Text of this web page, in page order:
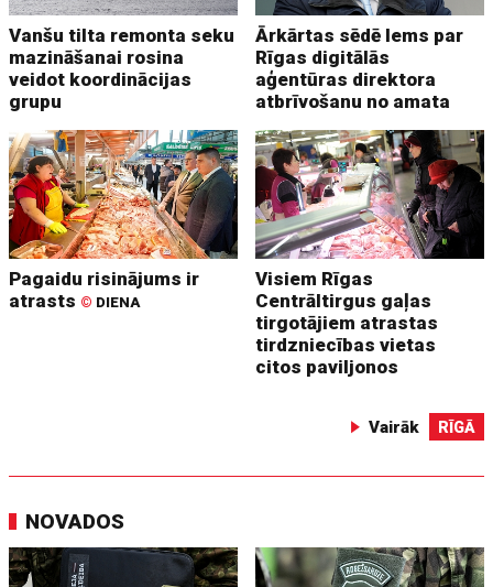
Vanšu tilta remonta seku
mazināšanai rosina
veidot koordinācijas
grupu
Ārkārtas sēdē lems par
Rīgas digitālās
aģentūras direktora
atbrīvošanu no amata
Pagaidu risinājums ir
atrasts © DIENA
Visiem Rīgas
Centrāltirgus gaļas
tirgotājiem atrastas
tirdzniecības vietas
citos paviljonos
Vairāk RĪGĀ
NOVADOS